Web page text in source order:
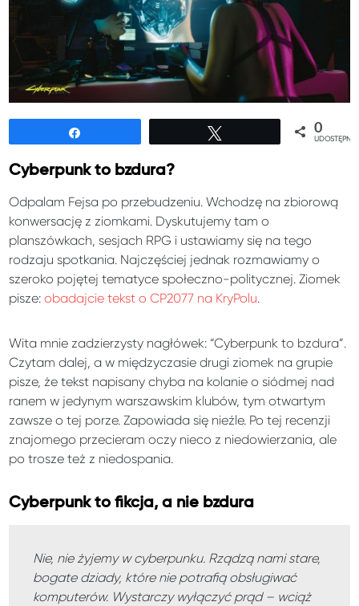
0
Cyberpunk to bzdura?
Odpalam Fejsa po przebudzeniu. Wchodzę na zbiorową
konwersację z ziomkami. Dyskutujemy tam o
planszówkach, sesjach RPG i ustawiamy się na tego
rodzaju spotkania. Najczęściej jednak rozmawiamy o
szeroko pojętej tematyce społeczno-politycznej. Ziomek
pisze:obadajcie tekst o CP2077 na KryPolu.
Wita mnie zadzierzysty nagłówek: “Cyberpunk to bzdura”.
Czytam dalej, a w międzyczasie drugi ziomek na grupie
pisze, że tekst napisany chyba na kolanie o siódmej nad
ranem w jedynym warszawskim klubów, tym otwartym
zawsze o tej porze. Zapowiada się nieźle. Po tej recenzji
znajomego przecieram oczy nieco z niedowierzania, ale
po trosze też z niedospania.
Cyberpunk to fikcja, a nie bzdura
Nie, nie żyjemy w cyberpunku. Rządzą nami stare,
bogate dziady, które nie potrafią obsługiwać
komputerów. Wystarczy wyłączyć prąd – wciąż